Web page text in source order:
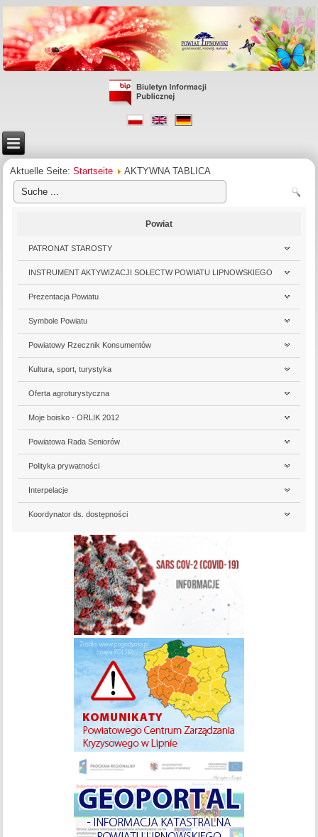
Aktuelle Seite:Startseite AKTYWNA TABLICA
Powiat
PATRONAT STAROSTY
INSTRUMENT AKTYWIZACJI SOŁECTW POWIATU LIPNOWSKIEGO
Prezentacja Powiatu
Symbole Powiatu
Powiatowy Rzecznik Konsumentów
Kultura, sport, turystyka
Oferta agroturystyczna
Moje boisko - ORLIK 2012
Powiatowa Rada Seniorów
Polityka prywatności
Interpelacje
Koordynator ds. dostępności